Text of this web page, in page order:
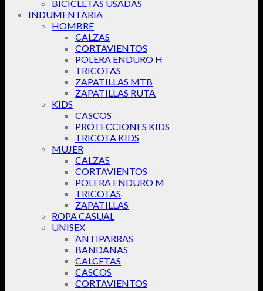
BICICLETAS USADAS
INDUMENTARIA
HOMBRE
CALZAS
CORTAVIENTOS
POLERA ENDURO H
TRICOTAS
ZAPATILLAS MTB
ZAPATILLAS RUTA
KIDS
CASCOS
PROTECCIONES KIDS
TRICOTA KIDS
MUJER
CALZAS
CORTAVIENTOS
POLERA ENDURO M
TRICOTAS
ZAPATILLAS
ROPA CASUAL
UNISEX
ANTIPARRAS
BANDANAS
CALCETAS
CASCOS
CORTAVIENTOS